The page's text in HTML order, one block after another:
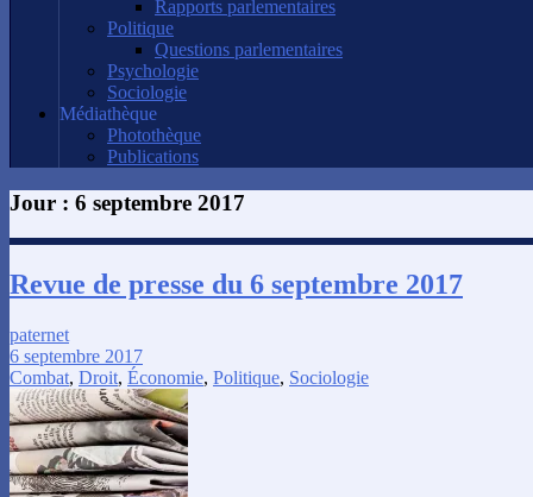
Rapports parlementaires
Politique
Questions parlementaires
Psychologie
Sociologie
Médiathèque
Photothèque
Publications
Jour : 6 septembre 2017
Revue de presse du 6 septembre 2017
paternet
6 septembre 2017
Combat, Droit, Économie, Politique, Sociologie